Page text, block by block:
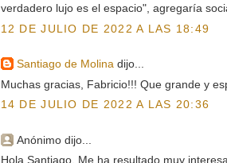
verdadero lujo es el espacio", agregaría
12 DE JULIO DE 2022 A LAS 18:49
Santiago de Molinadijo...
Muchas gracias, Fabricio!!! Que grande y
14 DE JULIO DE 2022 A LAS 20:36
Anónimo dijo...
Hola Santiago. Me ha resultado muy